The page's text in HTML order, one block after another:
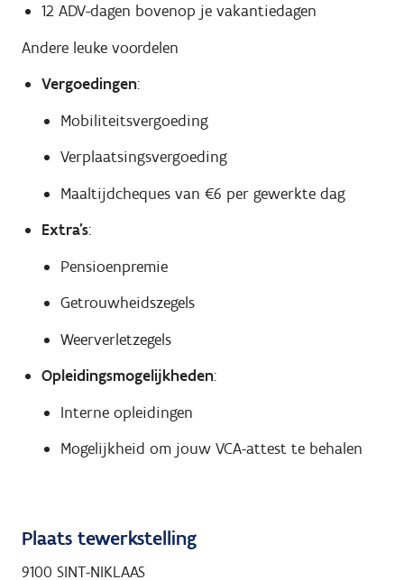
12 ADV-dagen bovenop je vakantiedagen
Andere leuke voordelen
Vergoedingen:
Mobiliteitsvergoeding
Verplaatsingsvergoeding
Maaltijdcheques van €6 per gewerkte dag
Extra’s:
Pensioenpremie
Getrouwheidszegels
Weerverletzegels
Opleidingsmogelijkheden:
Interne opleidingen
Mogelijkheid om jouw VCA-attest te behalen
Plaats tewerkstelling
9100 SINT-NIKLAAS